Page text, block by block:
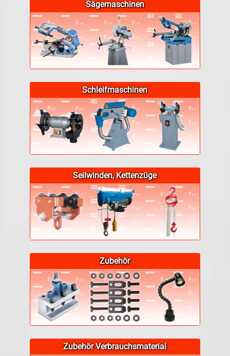
Sägemaschinen
Schleifmaschinen
Seilwinden, Kettenzüge
Zubehör
Zubehör Verbrauchsmaterial